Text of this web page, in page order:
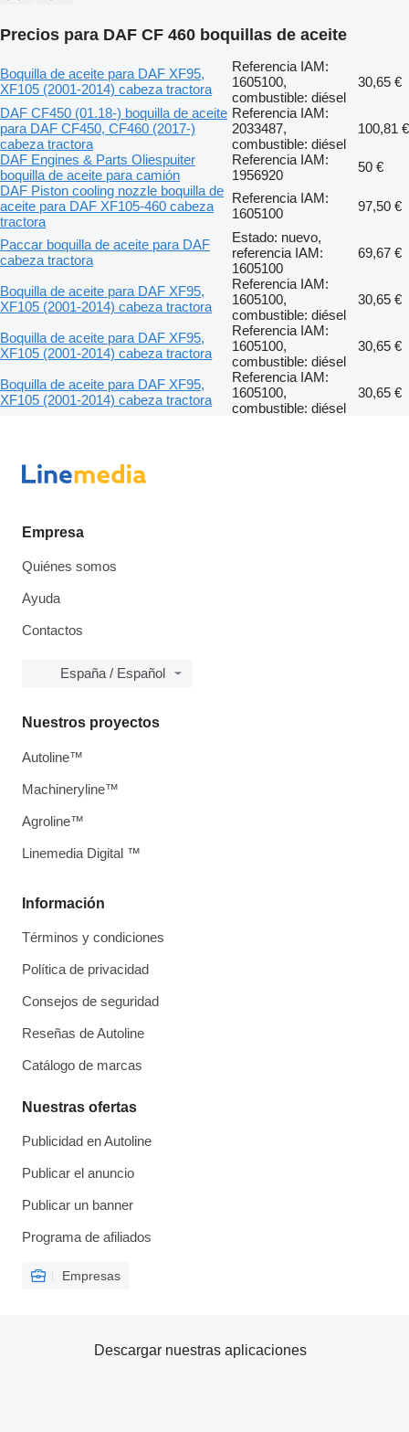
Precios para DAF CF 460 boquillas de aceite
Boquilla de aceite para DAF XF95,
XF105 (2001-2014) cabeza tractora
Referencia IAM:
1605100,
combustible: diésel
30,65 €
DAF CF450 (01.18-) boquilla de aceite
para DAF CF450, CF460 (2017-)
cabeza tractora
Referencia IAM:
2033487,
combustible: diésel
100,81 €
DAF Engines & Parts Oliespuiter
boquilla de aceite para camión
Referencia IAM:
1956920
50 €
DAF Piston cooling nozzle boquilla de
aceite para DAF XF105-460 cabeza
tractora
Referencia IAM:
1605100
97,50 €
Paccar boquilla de aceite para DAF
cabeza tractora
Estado: nuevo,
referencia IAM:
1605100
69,67 €
Boquilla de aceite para DAF XF95,
XF105 (2001-2014) cabeza tractora
Referencia IAM:
1605100,
combustible: diésel
30,65 €
Boquilla de aceite para DAF XF95,
XF105 (2001-2014) cabeza tractora
Referencia IAM:
1605100,
combustible: diésel
30,65 €
Boquilla de aceite para DAF XF95,
XF105 (2001-2014) cabeza tractora
Referencia IAM:
1605100,
combustible: diésel
30,65 €
Empresa
Quiénes somos
Ayuda
Contactos
España / Español
Información
Términos y condiciones
Política de privacidad
Consejos de seguridad
Reseñas de Autoline
Catálogo de marcas
Nuestras ofertas
Publicidad en Autoline
Publicar el anuncio
Publicar un banner
Programa de afiliados
Empresas
Nuestros proyectos
Autoline™
Machineryline™
Agroline™
Linemedia Digital ™
Descargar nuestras aplicaciones